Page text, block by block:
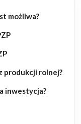
możliwa?
produkcji rolnej?
inwestycja?